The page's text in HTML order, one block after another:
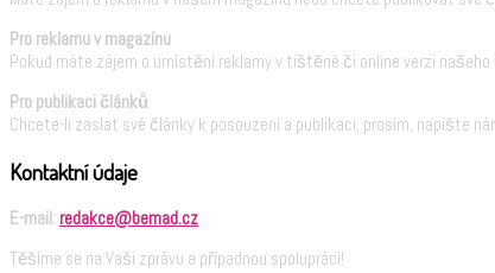
Pro reklamu v magazínu
Pokud máte zájem o umístění reklamy v tištěné či online verzi
Pro publikaci článků
Chcete-li zaslat své články k posouzení a publikaci, prosím, napište
Kontaktní údaje
E-mail: redakce@bemad.cz
Těšíme se na Vaši zprávu a případnou spolupráci!